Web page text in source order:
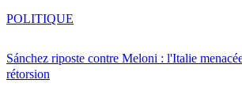
Sánchez riposte contre Meloni : l'Italie
rétorsion
POLITIQUE